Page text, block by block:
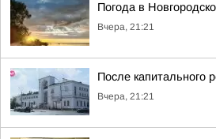
Погода в
Вчера, 21:21
После капитального
Вчера, 21:21